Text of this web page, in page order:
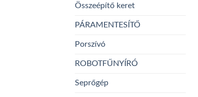
Összeépítő keret
PÁRAMENTESÍTŐ
Porszívó
ROBOTFŰNYÍRÓ
Seprőgép